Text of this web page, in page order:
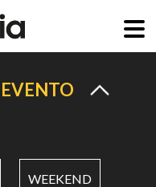
WEEKEND